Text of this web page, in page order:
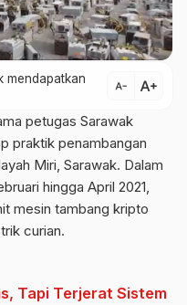
mendapatkan
text_decrease text_increase
petugas Sarawak
praktik penambangan
Miri, Sarawak. Dalam
hingga April 2021,
mesin tambang kripto
curian.
Tapi Terjerat Sistem